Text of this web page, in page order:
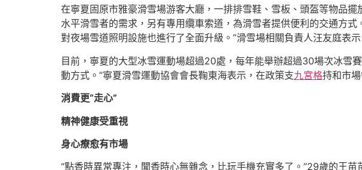
在寧夏固原市雅豪滑雪場游客大廳，一排排雪鞋、雪板、頭盔等物品擺
水平滑雪者的需求，另有專用纜車索道，為滑雪者提供便利的交通方
對夜場雪道照明設施也進行了全面升級。”滑雪場相關負責人汪友庭表示
目前，寧夏的大型冰雪運動場超過20處，每年能舉辦超過30場次冰雪
動方式。”寧夏滑雪運動協會會長鞠東海表示，在政策支九宮格持和市
消費更“走心”
精神健康受重視
身心療愈有市場
“點香時異常專注，聞香時心無雜念，比玩手機充實多了。”29歲的王